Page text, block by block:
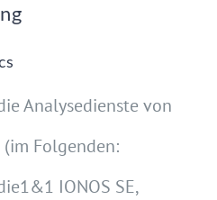
Analysedienste von
(im Folgenden:
IONOS SE,